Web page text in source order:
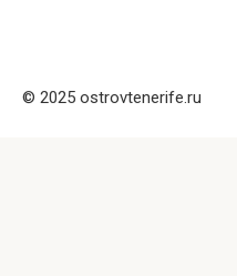
© 2025 ostrovtenerife.ru